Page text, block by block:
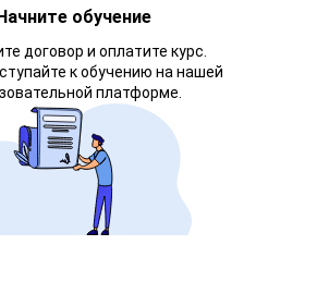
обучение
договор и оплатите курс.
к обучению на нашей
платформе.